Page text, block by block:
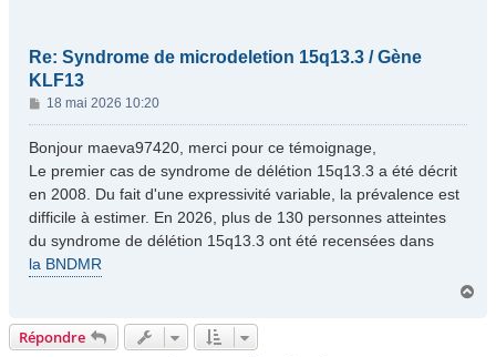
Re: Syndrome de microdeletion 15q13.3 / Gène
KLF13
M
e
s
g
e
18 mai 2026 10:20
Bonjour maeva97420, merci pour ce témoignage,
Le premier cas de syndrome de délétion 15q13.3 a été décrit
en 2008. Du fait d'une expressivité variable, la prévalence est
difficile à estimer. En 2026, plus de 130 personnes atteintes
du syndrome de délétion 15q13.3 ont été recensées dans
la BNDMR
Répondre